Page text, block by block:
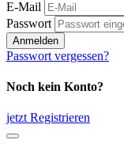
E-Mail
Passwort
Anmelden
Passwort vergessen?
Noch kein Konto?
jetzt Registrieren